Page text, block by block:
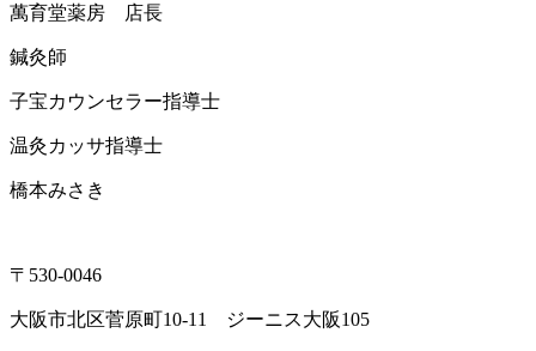
萬育堂薬房 店長
鍼灸師
子宝カウンセラー指導士
温灸カッサ指導士
橋本みさき
〒530-0046
大阪市北区菅原町10-11 ジーニス大阪105